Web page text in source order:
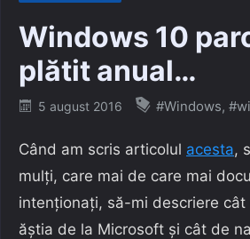
Windows 10
plătit anual…
Posted
5 august 2016 #Windows,
Când am scris articolul acesta,
mulți, care mai de care mai
intenționați, să-mi descriere
ăștia de la Microsoft și cât de